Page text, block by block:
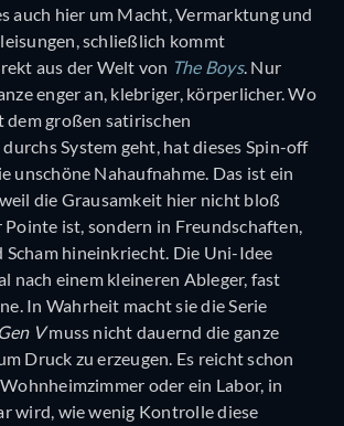
auch hier um Macht, Vermarktung und
schließlich kommt
aus der Welt von The Boys. Nur
enger an, klebriger, körperlicher. Wo
großen satirischen
System geht, hat dieses Spin-off
unschöne Nahaufnahme. Das ist ein
die Grausamkeit hier nicht bloß
Pointe ist, sondern in Freundschaften,
Scham hineinkriecht. Die Uni-Idee
nach einem kleineren Ableger, fast
In Wahrheit macht sie die Serie
Gen Vmuss nicht dauernd die ganze
Druck zu erzeugen. Es reicht schon
oder ein Labor, in
wird, wie wenig Kontrolle diese